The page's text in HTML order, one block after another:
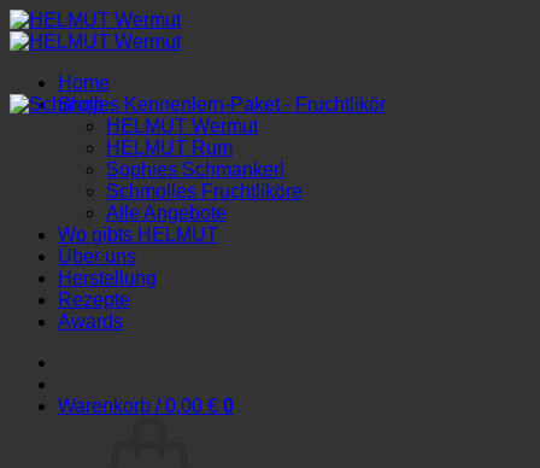
Zum
Inhalt
Home
Shop
HELMUT Wermut
HELMUT Rum
Sophies Schmankerl
Schmolles Fruchtliköre
Alle Angebote
Wo gibts HELMUT
Über uns
Herstellung
Rezepte
Awards
Warenkorb /0,00 € 0